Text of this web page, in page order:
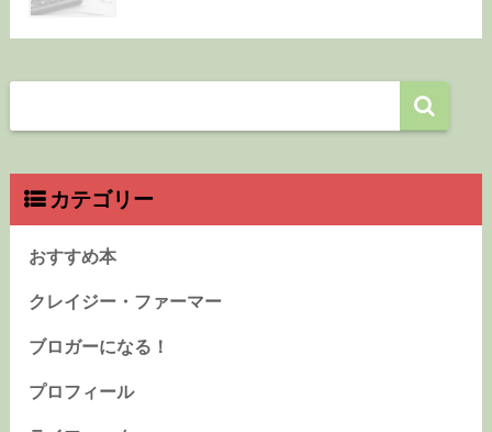
カテゴリー
おすすめ本
クレイジー・ファーマー
ブロガーになる！
プロフィール